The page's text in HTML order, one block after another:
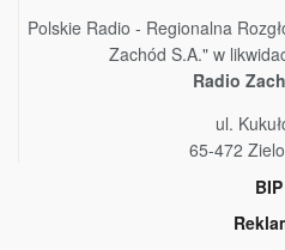
Polskie Radio - Regionalna
Zachód S.A." w
Radio
ul.
65-472
BIP